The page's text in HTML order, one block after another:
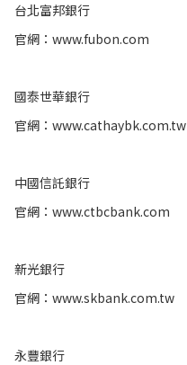
台北富邦銀行
官網： www.fubon.com
國泰世華銀行
官網： www.cathaybk.com.tw
中國信託銀行
官網： www.ctbcbank.com
新光銀行
官網： www.skbank.com.tw
永豐銀行